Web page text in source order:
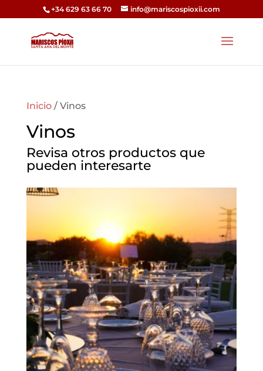
+34 629 63 66 70 info@mariscospioxii.com
Inicio/ Vinos
Vinos
Revisa otros productos que
pueden interesarte